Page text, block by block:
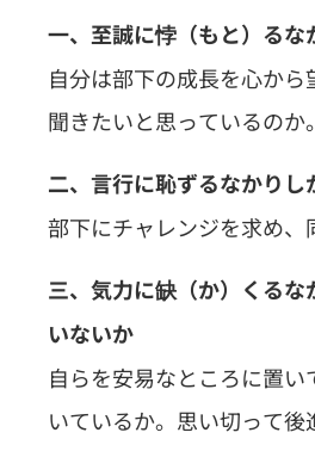
一、至誠に悖（もと）る
自分は部下の成長を心か
聞きたいと思っているのか。
二、言行に恥ずるなかり
部下にチャレンジを求め、
三、気力に缺（か）くる
いないか
自らを安易なところに置
いているか。思い切って後